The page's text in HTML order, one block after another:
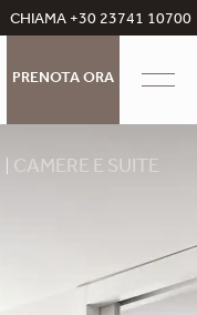
CHIAMA +30 23741 10700
PRENOTA ORA
CAMERE E SUITE